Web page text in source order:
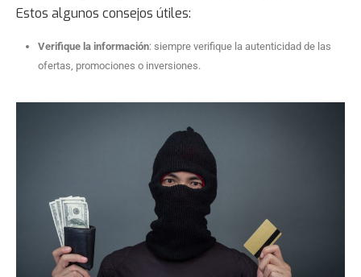
Estos algunos consejos útiles:
Verifique la información: siempre verifique la autenticidad de las
ofertas, promociones o inversiones.